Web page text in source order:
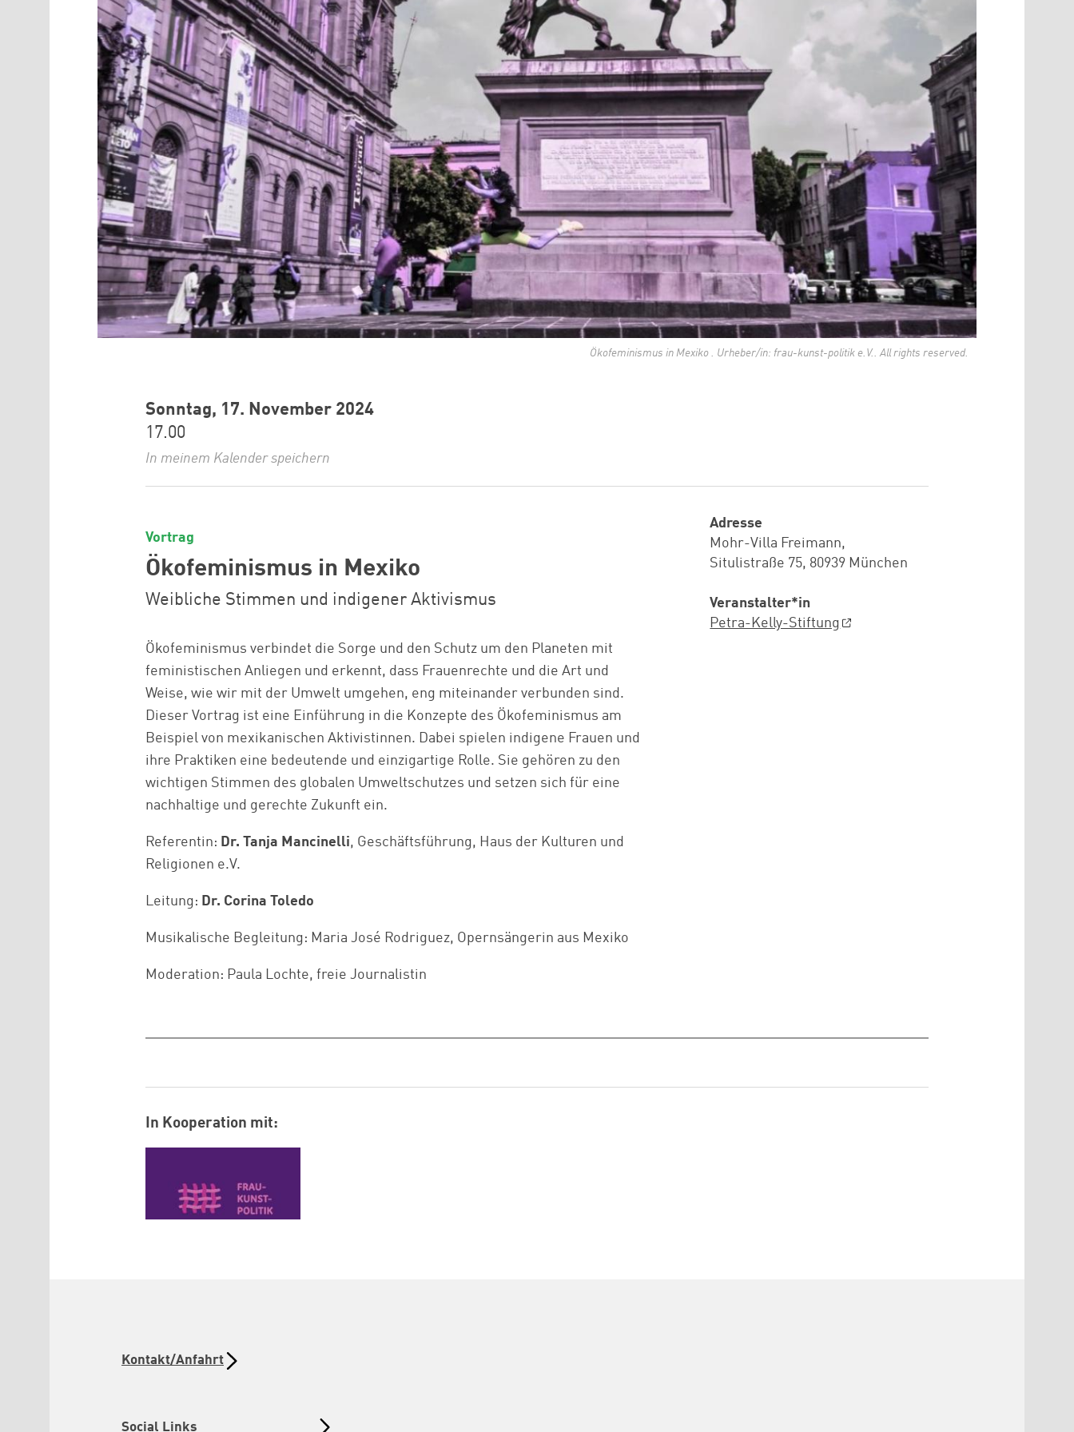
Ökofeminismus in Mexiko . Urheber/in: frau-kunst-politik e.V.. All rights reserved.
Sonntag, 17. November 2024
17.00
In meinem Kalender speichern
Vortrag
Ökofeminismus in Mexiko
Weibliche Stimmen und indigener Aktivismus
Ökofeminismus verbindet die Sorge und den Schutz um den Planeten mit
feministischen Anliegen und erkennt, dass Frauenrechte und die Art und
Weise, wie wir mit der Umwelt umgehen, eng miteinander verbunden sind.
Dieser Vortrag ist eine Einführung in die Konzepte des Ökofeminismus am
Beispiel von mexikanischen Aktivistinnen. Dabei spielen indigene Frauen und
ihre Praktiken eine bedeutende und einzigartige Rolle. Sie gehören zu den
wichtigen Stimmen des globalen Umweltschutzes und setzen sich für eine
nachhaltige und gerechte Zukunft ein.
Referentin: Dr. Tanja Mancinelli, Geschäftsführung, Haus der Kulturen und
Religionen e.V.
Leitung: Dr. Corina Toledo
Musikalische Begleitung: Maria José Rodriguez, Opernsängerin aus Mexiko
Moderation: Paula Lochte, freie Journalistin
Adresse
Mohr-Villa Freimann,
Situlistraße 75, 80939 München
Veranstalter*in
Petra-Kelly-Stiftung
In Kooperation mit:
Kontakt/Anfahrt
Social Links